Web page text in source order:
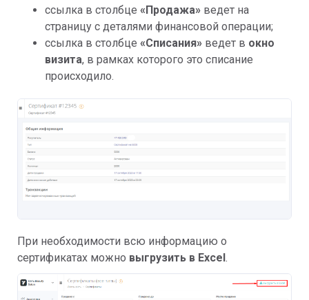
ссылка в столбце «Продажа» ведет на
страницу с деталями финансовой операции;
ссылка в столбце «Списания» ведет в окно
визита, в рамках которого это списание
происходило.
При необходимости всю информацию о
сертификатах можно выгрузить в Excel.